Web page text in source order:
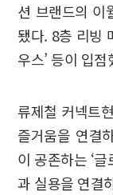
션 브랜드의 이
됐다. 8층 리빙
우스’ 등이 입점
류제철 커넥트
즐거움을 연결
이 공존하는 ‘
과 실용을 연결